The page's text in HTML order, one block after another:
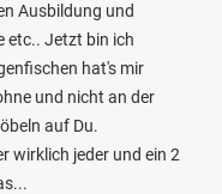
Ausbildung und
etc.. Jetzt bin ich
hat's mir
und nicht an der
auf Du.
wirklich jeder und ein 2